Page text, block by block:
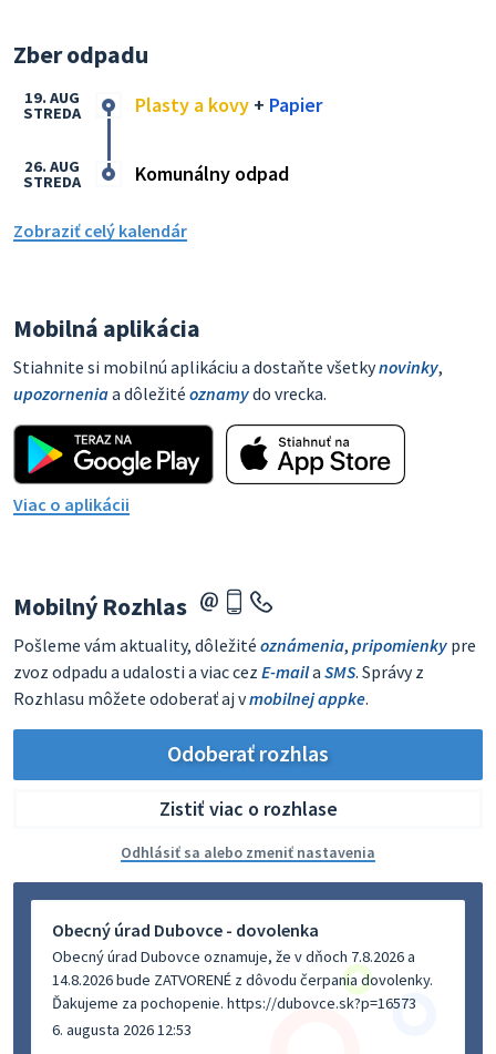
Zber odpadu
Plasty a kovy + Papier
19. AUG
STREDA
Komunálny odpad
26. AUG
STREDA
Zobraziť celý kalendár
Mobilná aplikácia
Stiahnite si mobilnú aplikáciu a dostaňte všetkynovinky,
upozorneniaa dôležité oznamydo vrecka.
Viac o aplikácii
Mobilný Rozhlas
Pošleme vám aktuality, dôležité oznámenia, pripomienky pre
zvoz odpadu a udalosti a viac cez E-maila SMS. Správy z
Rozhlasu môžete odoberať aj vmobilnej appke.
Odoberať rozhlas
Zistiť viac o rozhlase
Odhlásiť sa alebo zmeniť nastavenia
Obecný úrad Dubovce - dovolenka
Obecný úrad Dubovce oznamuje, že v dňoch 7.8.2026 a
14.8.2026 bude ZATVORENÉ z dôvodu čerpania dovolenky.
Ďakujeme za pochopenie. https://dubovce.sk?p=16573
6. augusta 2026 12:53